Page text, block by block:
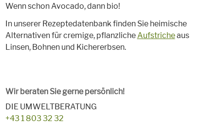
Wenn schon Avocado, dann bio!
In unserer Rezeptedatenbank finden Sie heimische
Alternativen für cremige, pflanzlicheAufstricheaus
Linsen, Bohnen und Kichererbsen.
Wir beraten Sie gerne persönlich!
DIE UMWELTBERATUNG
+43 1 803 32 32